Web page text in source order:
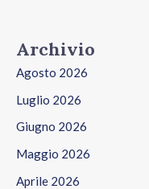
Archivio
Agosto 2026
Luglio 2026
Giugno 2026
Maggio 2026
Aprile 2026